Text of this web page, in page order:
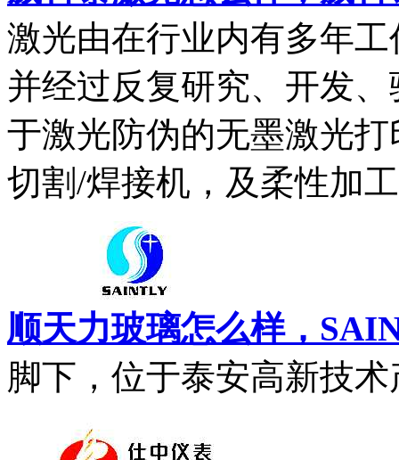
激光由在行业内有多年
并经过反复研究、开发
于激光防伪的无墨激光
切割/焊接机，及柔性加
顺天力玻璃怎么样，
脚下，位于泰安高新技